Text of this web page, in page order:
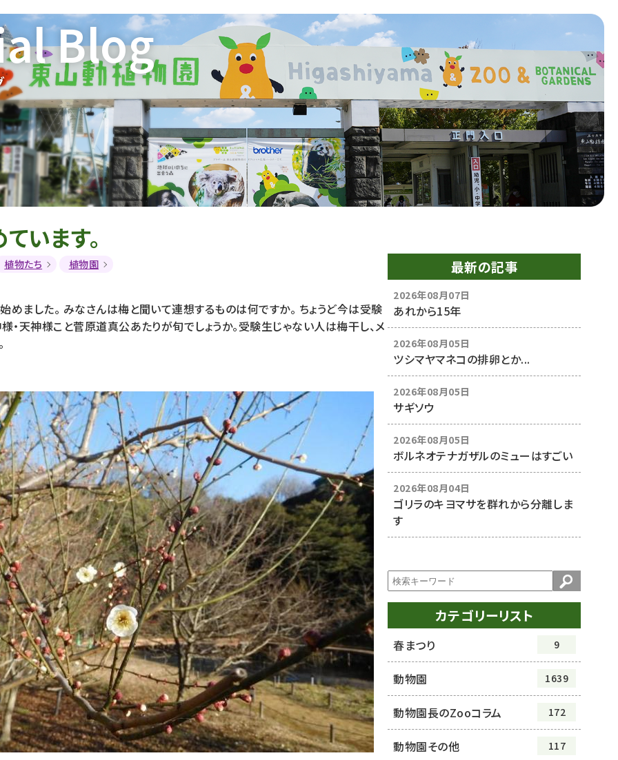
Blog
います。
植物たち 植物園
ました。 みなさんは梅と聞いて連想するものは何ですか。 ちょうど今は受験
・天神様こと菅原道真公あたりが旬でしょうか。受験生じゃない人は梅干し、メ
最新の記事
2026年08月07日
あれから15年
2026年08月05日
ツシマヤマネコの排卵とか...
2026年08月05日
サギソウ
2026年08月05日
ボルネオテナガザルのミューはすごい
2026年08月04日
ゴリラのキヨマサを群れから分離しま
す
カテゴリーリスト
春まつり 9
動物園 1639
動物園長のZooコラム 172
動物園その他 117